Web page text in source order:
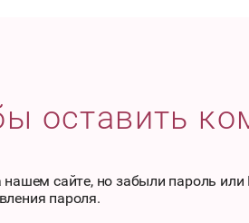
оставить
нашем сайте, но забыли пароль
пароля.